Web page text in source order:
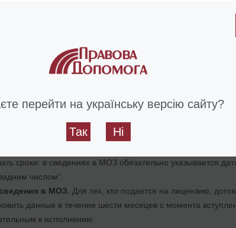
за собой замечания и предписания с обязательным
обновления данных возможно приостановление
означает потерю времени, финансовые убытки,
отходов стоит решать заранее, а не в режиме
медицинскому учреждению уже сейчас?
МОЗ, медицинскому учреждению или ФЛП
компанией, имеющей право на сбор,
сроки: в сведениях в МОЗ обязательно указывается
числом”.
в МОЗ. Для тех, кто подается на лицензию,
данные в течение шести месяцев с момента
к исполнению.
перейти на українську версію сайту?
Так Ні